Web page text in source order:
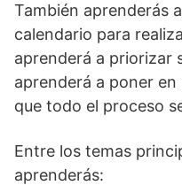
También aprenderás
calendario para
aprenderá a priorizar
aprenderá a poner
que todo el proceso
Entre los temas
aprenderás: